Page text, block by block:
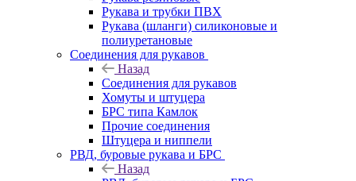
Рукава и трубки ПВХ
Рукава (шланги) силиконовые и
полиуретановые
Соединения для рукавов
Назад
Соединения для рукавов
Хомуты и штуцера
БРС типа Камлок
Прочие соединения
Штуцера и ниппели
РВД, буровые рукава и БРС
Назад